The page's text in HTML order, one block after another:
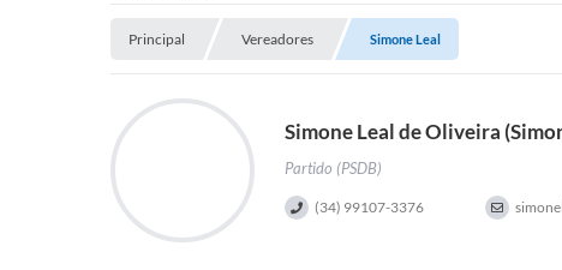
Principal Vereadores Simone Leal
Simone Leal de Oliveira
Partido (PSDB)
(34) 99107-3376